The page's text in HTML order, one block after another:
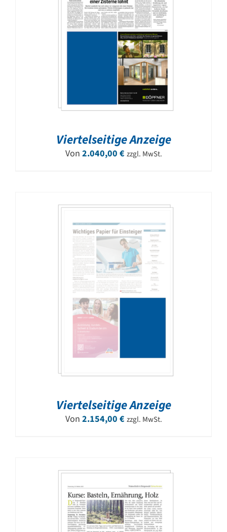
Viertelseitige Anzeige
Von 2.040,00 € zzgl. MwSt.
Viertelseitige Anzeige
Von 2.154,00 € zzgl. MwSt.